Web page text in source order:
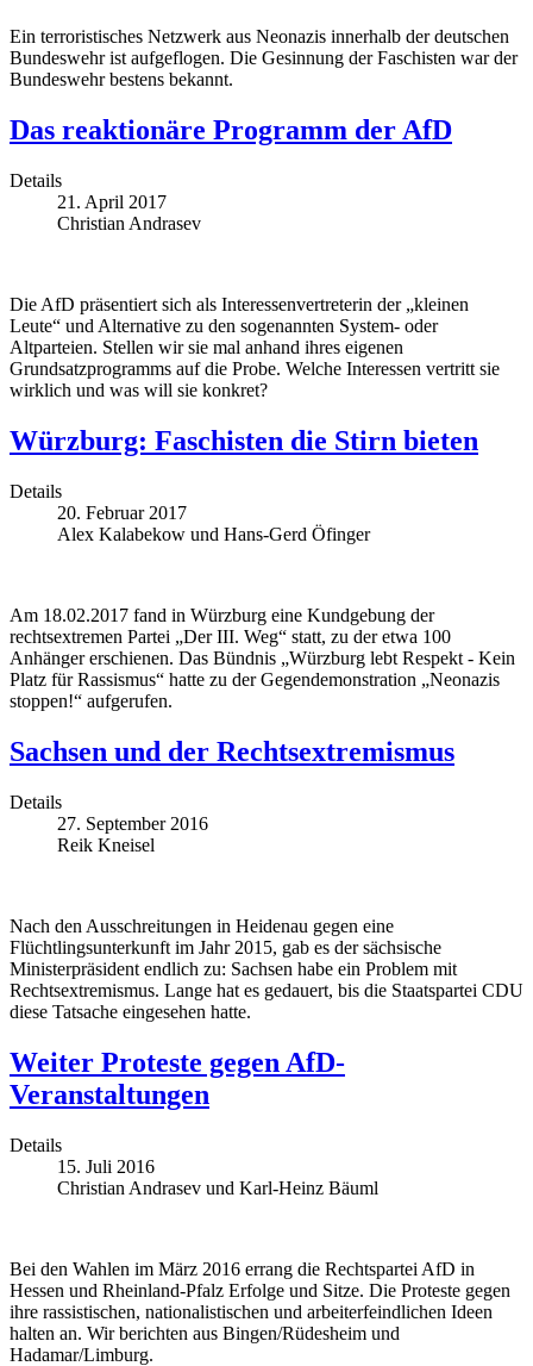
Ein terroristisches Netzwerk aus Neonazis innerhalb der deutschen
Bundeswehr ist aufgeflogen. Die Gesinnung der Faschisten war der
Bundeswehr bestens bekannt.
Das reaktionäre Programm der AfD
Details
21. April 2017
Christian Andrasev
Die AfD präsentiert sich als Interessenvertreterin der „kleinen
Leute“ und Alternative zu den sogenannten System- oder
Altparteien. Stellen wir sie mal anhand ihres eigenen
Grundsatzprogramms auf die Probe. Welche Interessen vertritt sie
wirklich und was will sie konkret?
Würzburg: Faschisten die Stirn bieten
Details
20. Februar 2017
Alex Kalabekow und Hans-Gerd Öfinger
Am 18.02.2017 fand in Würzburg eine Kundgebung der
rechtsextremen Partei „Der III. Weg“ statt, zu der etwa 100
Anhänger erschienen. Das Bündnis „Würzburg lebt Respekt - Kein
Platz für Rassismus“ hatte zu der Gegendemonstration „Neonazis
stoppen!“ aufgerufen.
Sachsen und der Rechtsextremismus
Details
27. September 2016
Reik Kneisel
Nach den Ausschreitungen in Heidenau gegen eine
Flüchtlingsunterkunft im Jahr 2015, gab es der sächsische
Ministerpräsident endlich zu: Sachsen habe ein Problem mit
Rechtsextremismus. Lange hat es gedauert, bis die Staatspartei CDU
diese Tatsache eingesehen hatte.
Weiter Proteste gegen AfD-
Veranstaltungen
Details
15. Juli 2016
Christian Andrasev und Karl-Heinz Bäuml
Bei den Wahlen im März 2016 errang die Rechtspartei AfD in
Hessen und Rheinland-Pfalz Erfolge und Sitze. Die Proteste gegen
ihre rassistischen, nationalistischen und arbeiterfeindlichen Ideen
halten an. Wir berichten aus Bingen/Rüdesheim und
Hadamar/Limburg.